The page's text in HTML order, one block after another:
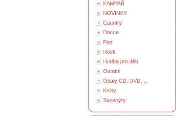
KAMPAŇ
NOVINKY
Country
Dance
Pop
Rock
Hudba pro děti
Ostatní
Obaly CD, DVD, ...
Knihy
Suvenýry